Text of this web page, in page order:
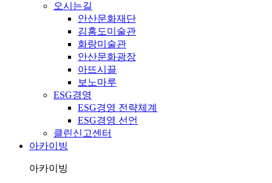
오시는길
안산문화재단
김홍도미술관
화랑미술관
안산문화광장
아뜨시끌
보노마루
ESG경영
ESG경영 전략체계
ESG경영 선언
클린신고센터
아카이빙
아카이빙